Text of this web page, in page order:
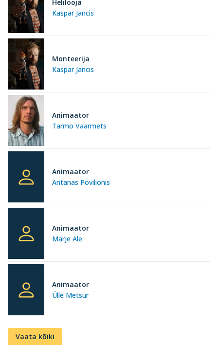
Kaspar Jancis
Helilooja
Kaspar Jancis
Monteerija
Tarmo Vaarmets
Animaator
Antanas Povilionis
Animaator
Marje Ale
Animaator
Ülle Metsur
Animaator
Vaata kõiki